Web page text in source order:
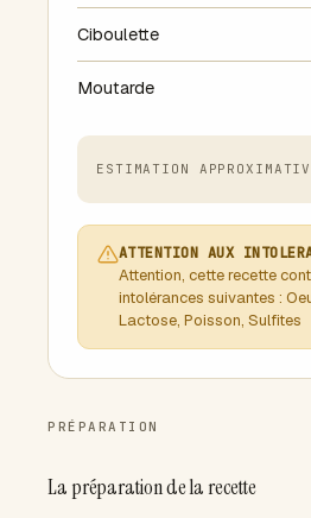
Ciboulette
Moutarde
ESTIMATION
ATTENTION AUX
Attention, cette recette
intolérances suivantes :
Lactose, Poisson, Sulfites
PRÉPARATION
La préparation de la recette